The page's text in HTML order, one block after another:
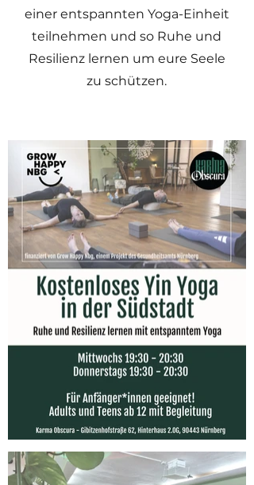
einer entspannten Yoga-Einheit
teilnehmen und so Ruhe und
Resilienz lernen um eure Seele
zu schützen.